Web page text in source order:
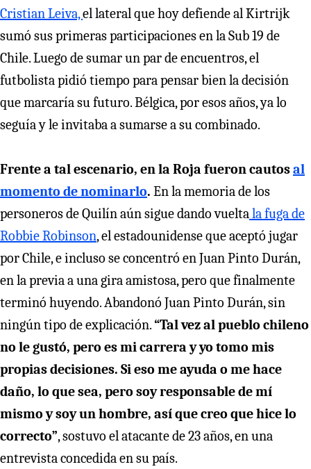
Cristian Leiva,el lateral que hoy defiende al Kirtrijk
sumó sus primeras participaciones en la Sub 19 de
Chile. Luego de sumar un par de encuentros, el
futbolista pidió tiempo para pensar bien la decisión
que marcaría su futuro. Bélgica, por esos años, ya lo
seguía y le invitaba a sumarse a su combinado.
Frente a tal escenario, en la Roja fueron cautosal
momento de nominarlo. En la memoria de los
personeros de Quilín aún sigue dando vueltala fuga de
Robbie Robinson, el estadounidense que aceptó jugar
por Chile, e incluso se concentró en Juan Pinto Durán,
en la previa a una gira amistosa, pero que finalmente
terminó huyendo. Abandonó Juan Pinto Durán, sin
ningún tipo de explicación.“Tal vez al pueblo chileno
no le gustó, pero es mi carrera y yo tomo mis
propias decisiones. Si eso me ayuda o me hace
daño, lo que sea, pero soy responsable de mí
mismo y soy un hombre, así que creo que hice lo
correcto”, sostuvo el atacante de 23 años, en una
entrevista concedida en su país.